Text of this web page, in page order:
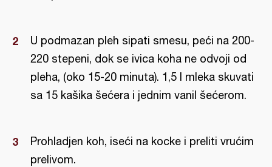
U podmazan pleh sipati smesu, peći na 200-
220 stepeni, dok se ivica koha ne odvoji od
pleha, (oko 15-20 minuta). 1,5 l mleka skuvati
sa 15 kašika šećera i jednim vanil šećerom.
Prohladjen koh, iseći na kocke i preliti vrućim
prelivom.